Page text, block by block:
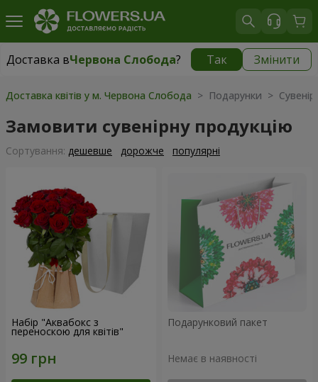
Доставка вЧервона Слобода? Так Змінити
Доставка вЧервона Слобода|безкоштовно
Доставка квітів у м. Червона Слобода > Подарунки >
Замовити сувенірну продукцію
Сортування: дешевше дорожче популярні
Набір "Аквабокс з
переноскою для квітів"
Подарунковий пакет
Немає в наявності